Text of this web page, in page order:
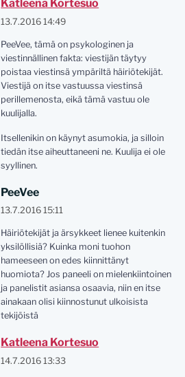
Katleena Kortesuo
13.7.2016 14:49
PeeVee, tämä on psykologinen ja
viestinnällinen fakta: viestijän täytyy
poistaa viestinsä ympäriltä häiriötekijät.
Viestijä on itse vastuussa viestinsä
perillemenosta, eikä tämä vastuu ole
kuulijalla.
Itsellenikin on käynyt asumokia, ja silloin
tiedän itse aiheuttaneeni ne. Kuulija ei ole
syyllinen.
PeeVee
13.7.2016 15:11
Häiriötekijät ja ärsykkeet lienee kuitenkin
yksilöllisiä? Kuinka moni tuohon
hameeseen on edes kiinnittänyt
huomiota? Jos paneeli on mielenkiintoinen
ja panelistit asiansa osaavia, niin en itse
ainakaan olisi kiinnostunut ulkoisista
tekijöistä
Katleena Kortesuo
14.7.2016 13:33